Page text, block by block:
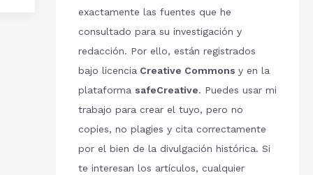
exactamente las fuentes que he
consultado para su investigación y
redacción. Por ello, están registrados
bajo licencia Creative Commons y en la
plataforma safeCreative. Puedes usar mi
trabajo para crear el tuyo, pero no
copies, no plagies y cita correctamente
por el bien de la divulgación histórica. Si
te interesan los artículos, cualquier